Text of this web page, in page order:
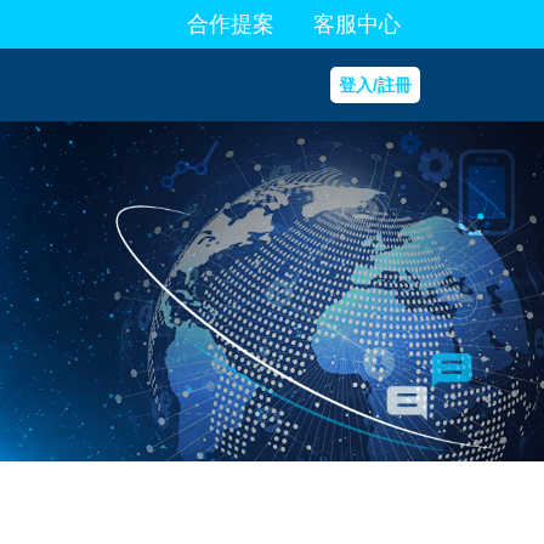
合作提案 客服中心
登入/註冊